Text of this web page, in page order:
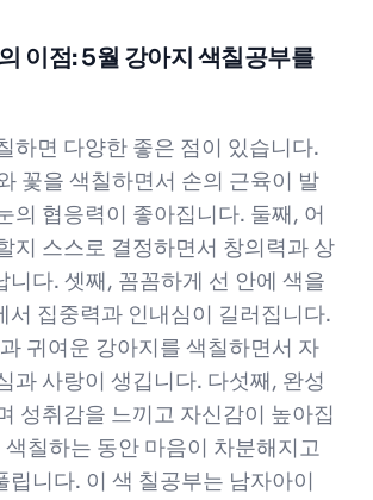
이점: 5월 강아지 색칠공부를
하면 다양한 좋은 점이 있습니다.
꽃을 색칠하면서 손의 근육이 발
의 협응력이 좋아집니다. 둘째, 어
지 스스로 결정하면서 창의력과 상
니다. 셋째, 꼼꼼하게 선 안에 색을
서 집중력과 인내심이 길러집니다.
귀여운 강아지를 색칠하면서 자
과 사랑이 생깁니다. 다섯째, 완성
성취감을 느끼고 자신감이 높아집
색칠하는 동안 마음이 차분해지고
립니다. 이 색 칠공부는 남자아이